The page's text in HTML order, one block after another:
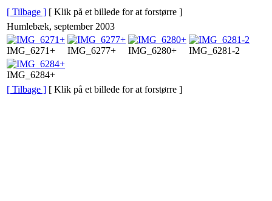
[ Tilbage ] [ Klik på et billede for at forstørre ]
Humlebæk, september 2003
IMG_6271+ IMG_6277+ IMG_6280+ IMG_6281-2
IMG_6284+
[ Tilbage ] [ Klik på et billede for at forstørre ]